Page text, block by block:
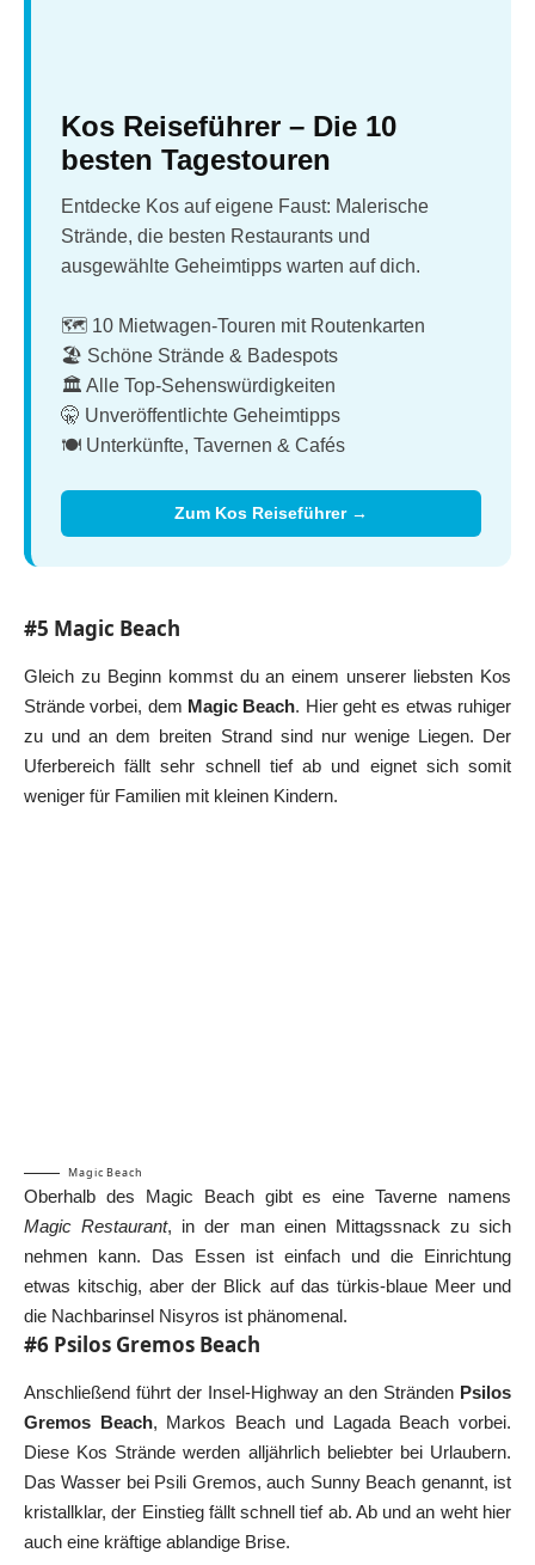
Kos Reiseführer – Die 10
besten Tagestouren
Entdecke Kos auf eigene Faust: Malerische
Strände, die besten Restaurants und
ausgewählte Geheimtipps warten auf dich.
🗺️ 10 Mietwagen-Touren mit Routenkarten
🏖️ Schöne Strände & Badespots
🏛️ Alle Top-Sehenswürdigkeiten
🤫 Unveröffentlichte Geheimtipps
🍽️ Unterkünfte, Tavernen & Cafés
Zum Kos Reiseführer →
#5 Magic Beach
Gleich zu Beginn kommst du an einem unserer liebsten Kos
Strände vorbei, dem Magic Beach. Hier geht es etwas ruhiger
zu und an dem breiten Strand sind nur wenige Liegen. Der
Uferbereich fällt sehr schnell tief ab und eignet sich somit
weniger für Familien mit kleinen Kindern.
Magic Beach
Oberhalb des Magic Beach gibt es eine Taverne namens
Magic Restaurant, in der man einen Mittagssnack zu sich
nehmen kann. Das Essen ist einfach und die Einrichtung
etwas kitschig, aber der Blick auf das türkis-blaue Meer und
die Nachbarinsel Nisyros ist phänomenal.
#6 Psilos Gremos Beach
Anschließend führt der Insel-Highway an den Stränden Psilos
Gremos Beach, Markos Beach und Lagada Beach vorbei.
Diese Kos Strände werden alljährlich beliebter bei Urlaubern.
Das Wasser bei Psili Gremos, auch Sunny Beach genannt, ist
kristallklar, der Einstieg fällt schnell tief ab. Ab und an weht hier
auch eine kräftige ablandige Brise.